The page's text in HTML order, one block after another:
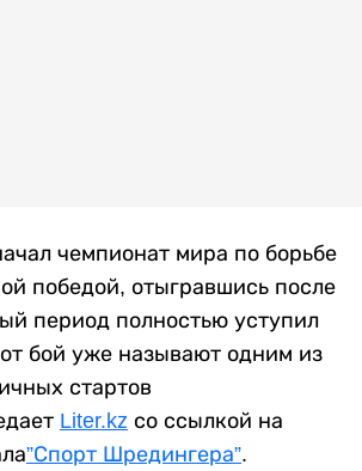
чемпионат мира по борьбе
победой, отыгравшись после
период полностью уступил
бой уже называют одним из
стартов
Liter.kz со ссылкой на
”Спорт Шредингера”.